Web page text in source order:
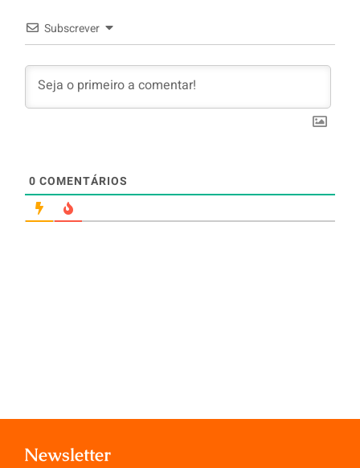
Subscrever
0 COMENTÁRIOS
Newsletter